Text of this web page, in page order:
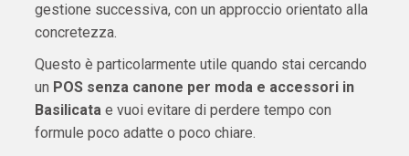
gestione successiva, con un approccio orientato alla
concretezza.
Questo è particolarmente utile quando stai cercando
un POS senza canone per moda e accessori in
Basilicatae vuoi evitare di perdere tempo con
formule poco adatte o poco chiare.